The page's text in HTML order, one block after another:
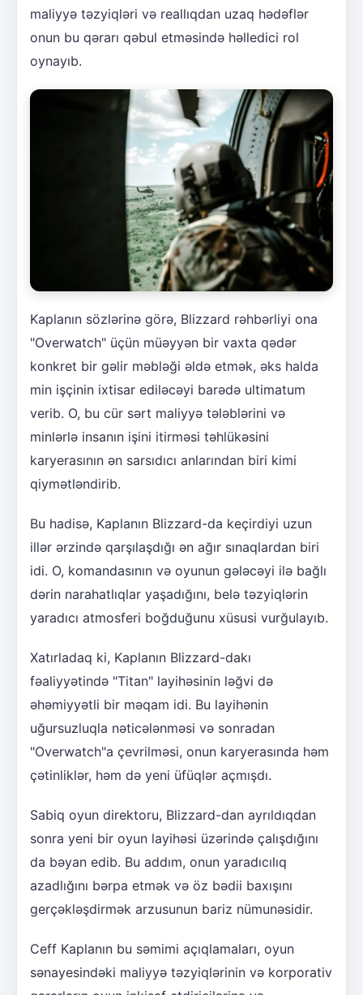
maliyyə təzyiqləri və reallıqdan uzaq hədəflər
onun bu qərarı qəbul etməsində həlledici rol
oynayıb.
Kaplanın sözlərinə görə, Blizzard rəhbərliyi ona
"Overwatch" üçün müəyyən bir vaxta qədər
konkret bir gəlir məbləği əldə etmək, əks halda
min işçinin ixtisar ediləcəyi barədə ultimatum
verib. O, bu cür sərt maliyyə tələblərini və
minlərlə insanın işini itirməsi təhlükəsini
karyerasının ən sarsıdıcı anlarından biri kimi
qiymətləndirib.
Bu hadisə, Kaplanın Blizzard-da keçirdiyi uzun
illər ərzində qarşılaşdığı ən ağır sınaqlardan biri
idi. O, komandasının və oyunun gələcəyi ilə bağlı
dərin narahatlıqlar yaşadığını, belə təzyiqlərin
yaradıcı atmosferi boğduğunu xüsusi vurğulayıb.
Xatırladaq ki, Kaplanın Blizzard-dakı
fəaliyyətində "Titan" layihəsinin ləğvi də
əhəmiyyətli bir məqam idi. Bu layihənin
uğursuzluqla nəticələnməsi və sonradan
"Overwatch"a çevrilməsi, onun karyerasında həm
çətinliklər, həm də yeni üfüqlər açmışdı.
Sabiq oyun direktoru, Blizzard-dan ayrıldıqdan
sonra yeni bir oyun layihəsi üzərində çalışdığını
da bəyan edib. Bu addım, onun yaradıcılıq
azadlığını bərpa etmək və öz bədii baxışını
gerçəkləşdirmək arzusunun bariz nümunəsidir.
Ceff Kaplanın bu səmimi açıqlamaları, oyun
sənayesindəki maliyyə təzyiqlərinin və korporativ